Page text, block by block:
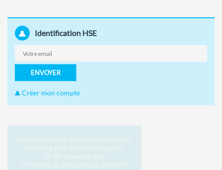
Identification HSE
ENVOYER
Créer mon compte